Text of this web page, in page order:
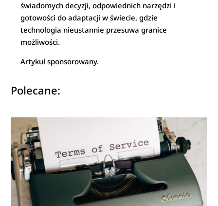
świadomych decyzji, odpowiednich narzędzi i
gotowości do adaptacji w świecie, gdzie
technologia nieustannie przesuwa granice
możliwości.
Artykuł sponsorowany.
Polecane: